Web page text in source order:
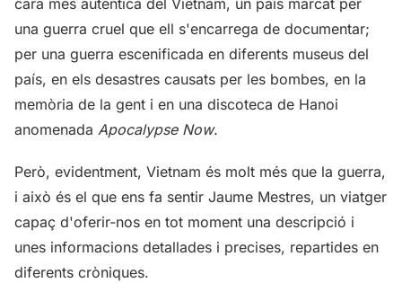
una guerra cruel que ell s'encarrega de documentar;
per una guerra escenificada en diferents museus del
país, en els desastres causats per les bombes, en la
memòria de la gent i en una discoteca de Hanoi
anomenada Apocalypse Now.
Però, evidentment, Vietnam és molt més que la guerra,
i això és el que ens fa sentir Jaume Mestres, un viatger
capaç d'oferir-nos en tot moment una descripció i
unes informacions detallades i precises, repartides en
diferents cròniques.